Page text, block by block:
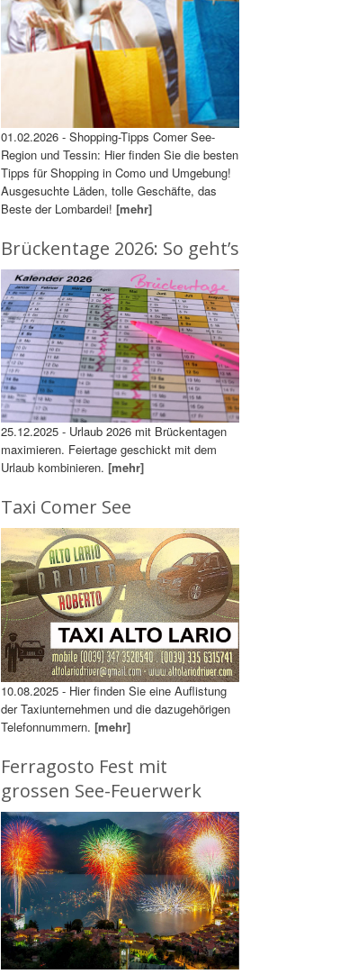
01.02.2026 - Shopping-Tipps Comer See-
Region und Tessin: Hier finden Sie die besten
Tipps für Shopping in Como und Umgebung!
Ausgesuchte Läden, tolle Geschäfte, das
Beste der Lombardei! [mehr]
Brückentage 2026: So geht’s
25.12.2025 - Urlaub 2026 mit Brückentagen
maximieren. Feiertage geschickt mit dem
Urlaub kombinieren. [mehr]
Taxi Comer See
10.08.2025 - Hier finden Sie eine Auflistung
der Taxiunternehmen und die dazugehörigen
Telefonnummern. [mehr]
Ferragosto Fest mit
grossen See-Feuerwerk